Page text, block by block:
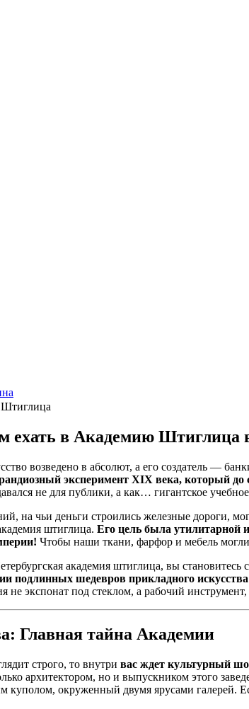
в Академию Штиглица
возведено в абсолют, а его создатель —
эксперимент XIX века, который до
не для публики, а как… гигантское
на чьи деньги строились железные дороги,
штиглица. Его цель была утилитарной
Чтобы наши ткани, фарфор и мебель
академия штиглица, вы
подлинных шедевров прикладного
экспонат под стеклом, а рабочий
Главная тайна Академии
строго, то внутри вас ждет культурный
архитектором, но и выпускником этого
окруженный двумя ярусами галерей.